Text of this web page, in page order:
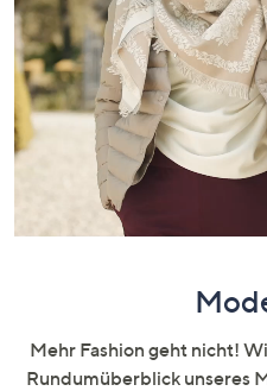
oder
wischen
Sie
auf
Touch-
Geräten
anzuzeigen.
Mehr Fashion geht nicht!
Rundumüberblick unseres